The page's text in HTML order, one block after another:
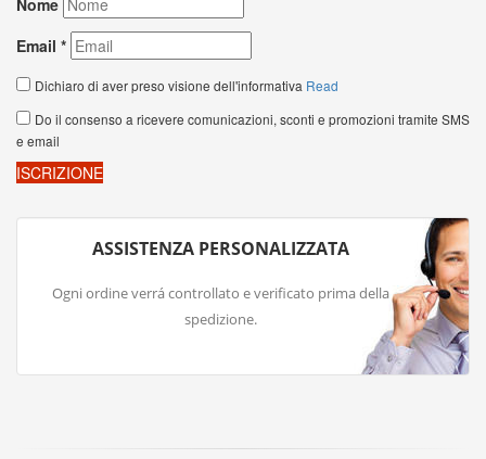
ASSISTENZA PERSONALIZZATA
Ogni ordine verrá controllato e verificato prima della
spedizione.